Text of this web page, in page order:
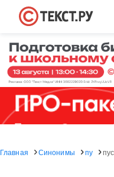
Главная Синонимы пу